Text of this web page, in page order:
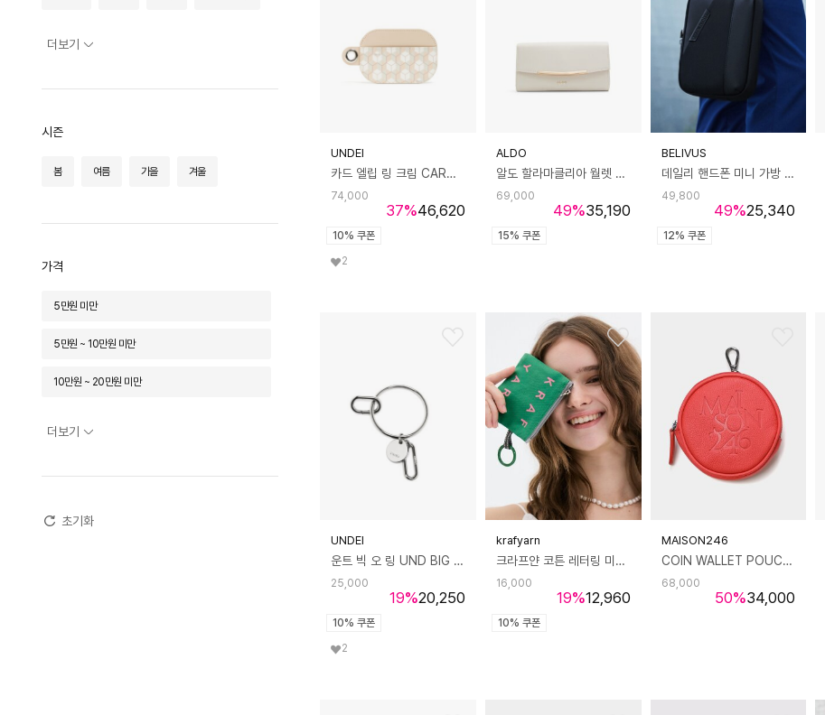
더보기
시즌
봄 여름 가을 겨울
가격
5만원 미만
5만원 ~ 10만원 미만
10만원 ~ 20만원 미만
더보기
초기화
UNDEI
카드 엘립 링 크림 CARD ELLIP RING cream
37%
74,000
46,620
10% 쿠폰
2
ALDO
알도 할라마클리아 월렛 - 본 ADA1H100HZ270
49%
69,000
35,190
15% 쿠폰
BELIVUS
데일리 핸드폰 미니 가방 클러치백 파우치 손가방 BSZ595
49%
49,800
25,340
12% 쿠폰
UNDEI
운트 빅 오 링 UND BIG O RING
19%
25,000
20,250
10% 쿠폰
2
krafyarn
크라프얀 코튼 레터링 미니 파우치 포레스트
19%
16,000
12,960
10% 쿠폰
MAISON246
COIN WALLET POUCH - RED 원형 파우치 동전지갑 레드
50%
68,000
34,000